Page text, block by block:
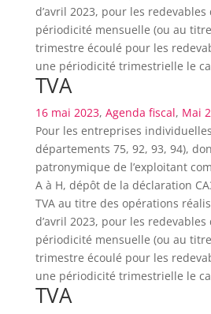
d’avril 2023, pour les redevables
périodicité mensuelle (ou au
trimestre écoulé pour les
une périodicité trimestrielle le
TVA
16 mai 2023, Agenda fiscal, Mai
Pour les entreprises
départements 75, 92, 93, 94),
patronymique de l’exploitant
A à H, dépôt de la déclaration
TVA au titre des opérations
d’avril 2023, pour les redevables
périodicité mensuelle (ou au
trimestre écoulé pour les
une périodicité trimestrielle le
TVA